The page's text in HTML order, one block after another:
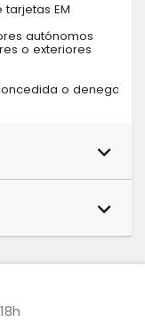
EM
autónomos
o exteriores
o denegada